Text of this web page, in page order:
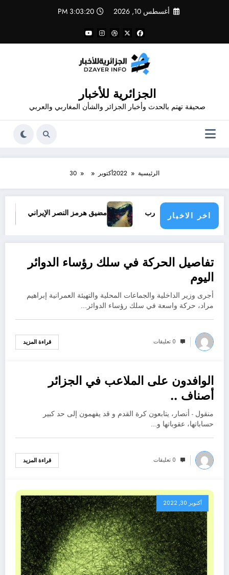
أغسطس 10, 2026 3:03:20 PM
الجزائرية للأخبار
صحيفة تهتم بالحدث وأخبار الجزائر والشأن المغاربي والعربي
الرئيسية 2022أكتوبر 30
اخر الاخبار
للحرب مضيق هرمز النصر الإيراني والي
أكتوبر 30, 2022
تفاصيل الحركة في سلك رؤساء الدوائر
اليوم
أجرى وزير الداخلية والجماعات المحلية والتهيئة العمرانية إبراهيم
مراد، حركة واسعة في سلك رؤساء الدوائر…
0 تعليقات قراءة المزيد
أكتوبر 30, 2022
الوافدون على الملاعب في الجزائر
أصناف ..
منقول - أنصار، يتابعون كرة القدم و قد يفهمون إلى حد كبير
حساباتها، عقوباتها و…
0 تعليقات قراءة المزيد
أكتوبر 30, 2022